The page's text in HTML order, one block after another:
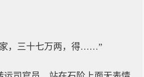
，三十七万两，得……”